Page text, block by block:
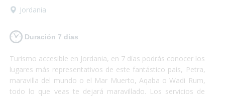
Jordania
Duración 7 dias
Turismo accesible en Jordania, en 7 días podrás conocer los
lugares más representativos de este fantástico país, Petra,
maravilla del mundo o el Mar Muerto, Aqaba o Wadi Rum,
todo lo que veas te dejará maravillado. Los servicios de